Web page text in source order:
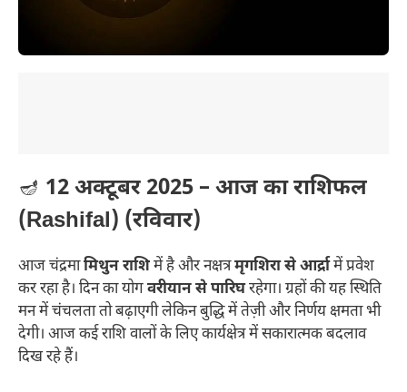
🪔 12 अक्टूबर 2025 – आज का राशिफल
(Rashifal) (रविवार)
आज चंद्रमामिथुन राशिमें है और नक्षत्रमृगशिरा से आर्द्रामें प्रवेश
कर रहा है। दिन का योगवरीयान से पारिघरहेगा। ग्रहों की यह स्थिति
मन में चंचलता तो बढ़ाएगी लेकिन बुद्धि में तेज़ी और निर्णय क्षमता भी
देगी। आज कई राशि वालों के लिए कार्यक्षेत्र में सकारात्मक बदलाव
दिख रहे हैं।